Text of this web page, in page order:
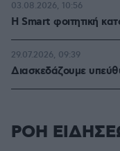
Η Smart φοιτητική
03.08.2026, 10:56
Διασκεδάζουμε
29.07.2026, 09:39
ΡΟΗ